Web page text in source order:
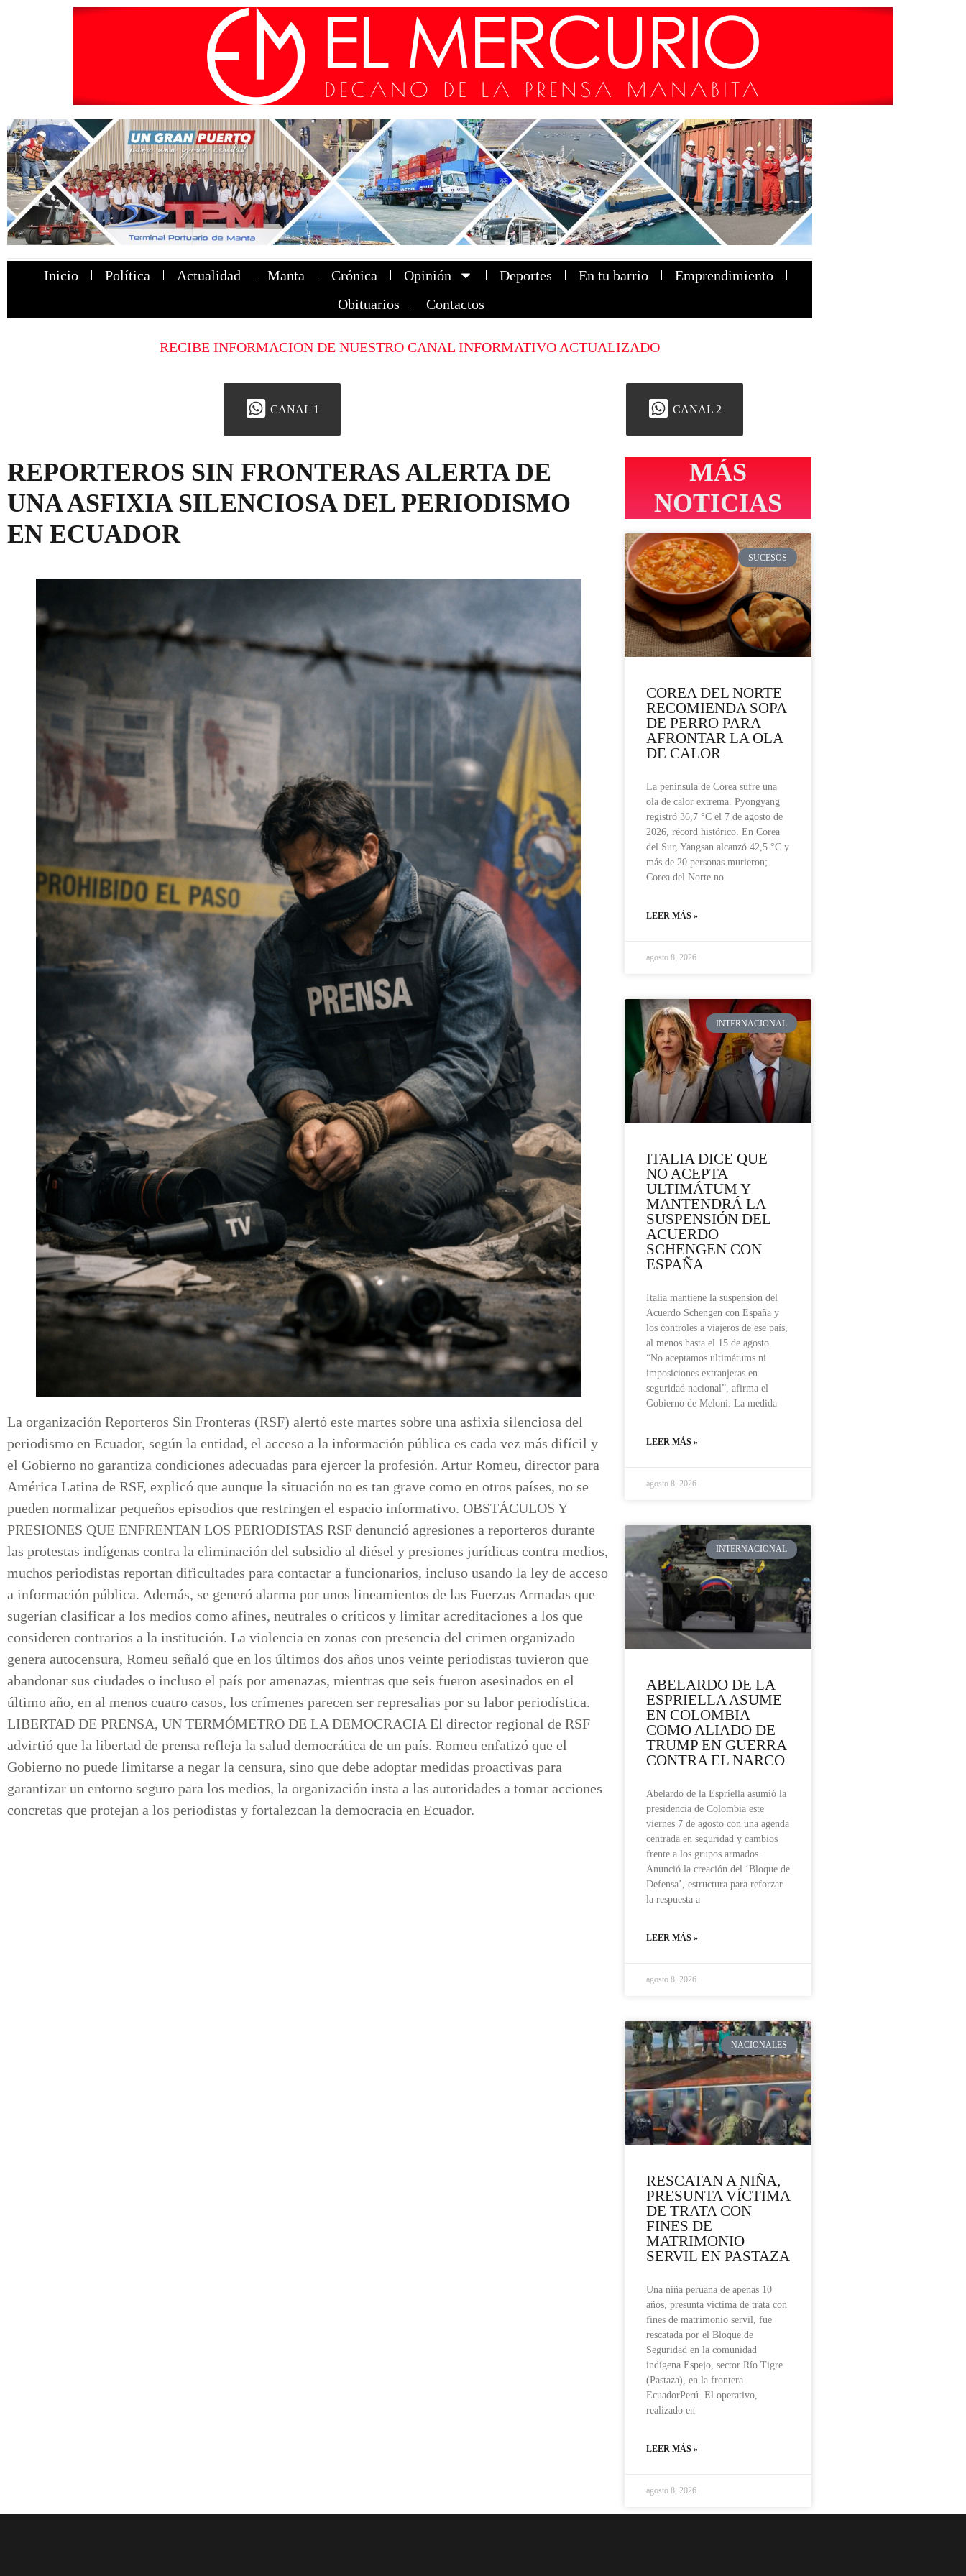
Inicio Política Actualidad Manta Crónica Opinión Deportes En tu barrio
Emprendimiento
Obituarios
Contactos
RECIBE INFORMACION DE NUESTRO CANAL INFORMATIVO ACTUALIZADO
CANAL 1 CANAL 2
REPORTEROS SIN FRONTERAS ALERTA DE
UNA ASFIXIA SILENCIOSA DEL PERIODISMO
EN ECUADOR
La organización Reporteros Sin Fronteras (RSF) alertó este martes sobre una asfixia silenciosa del
periodismo en Ecuador, según la entidad, el acceso a la información pública es cada vez más difícil y
el Gobierno no garantiza condiciones adecuadas para ejercer la profesión. Artur Romeu, director para
América Latina de RSF, explicó que aunque la situación no es tan grave como en otros países, no se
pueden normalizar pequeños episodios que restringen el espacio informativo. OBSTÁCULOS Y
PRESIONES QUE ENFRENTAN LOS PERIODISTAS RSF denunció agresiones a reporteros durante
las protestas indígenas contra la eliminación del subsidio al diésel y presiones jurídicas contra medios,
muchos periodistas reportan dificultades para contactar a funcionarios, incluso usando la ley de acceso
a información pública. Además, se generó alarma por unos lineamientos de las Fuerzas Armadas que
sugerían clasificar a los medios como afines, neutrales o críticos y limitar acreditaciones a los que
consideren contrarios a la institución. La violencia en zonas con presencia del crimen organizado
genera autocensura, Romeu señaló que en los últimos dos años unos veinte periodistas tuvieron que
abandonar sus ciudades o incluso el país por amenazas, mientras que seis fueron asesinados en el
último año, en al menos cuatro casos, los crímenes parecen ser represalias por su labor periodística.
LIBERTAD DE PRENSA, UN TERMÓMETRO DE LA DEMOCRACIA El director regional de RSF
advirtió que la libertad de prensa refleja la salud democrática de un país. Romeu enfatizó que el
Gobierno no puede limitarse a negar la censura, sino que debe adoptar medidas proactivas para
garantizar un entorno seguro para los medios, la organización insta a las autoridades a tomar acciones
concretas que protejan a los periodistas y fortalezcan la democracia en Ecuador.
MÁS
NOTICIAS
SUCESOS
COREA DEL NORTE
RECOMIENDA SOPA
DE PERRO PARA
AFRONTAR LA OLA
DE CALOR
La península de Corea sufre una
ola de calor extrema. Pyongyang
registró 36,7 °C el 7 de agosto de
2026, récord histórico. En Corea
del Sur, Yangsan alcanzó 42,5 °C y
más de 20 personas murieron;
Corea del Norte no
LEER MÁS »
agosto 8, 2026
INTERNACIONAL
ITALIA DICE QUE
NO ACEPTA
ULTIMÁTUM Y
MANTENDRÁ LA
SUSPENSIÓN DEL
ACUERDO
SCHENGEN CON
ESPAÑA
Italia mantiene la suspensión del
Acuerdo Schengen con España y
los controles a viajeros de ese país,
al menos hasta el 15 de agosto.
“No aceptamos ultimátums ni
imposiciones extranjeras en
seguridad nacional”, afirma el
Gobierno de Meloni. La medida
LEER MÁS »
agosto 8, 2026
INTERNACIONAL
ABELARDO DE LA
ESPRIELLA ASUME
EN COLOMBIA
COMO ALIADO DE
TRUMP EN GUERRA
CONTRA EL NARCO
Abelardo de la Espriella asumió la
presidencia de Colombia este
viernes 7 de agosto con una agenda
centrada en seguridad y cambios
frente a los grupos armados.
Anunció la creación del ‘Bloque de
Defensa’, estructura para reforzar
la respuesta a
LEER MÁS »
agosto 8, 2026
NACIONALES
RESCATAN A NIÑA,
PRESUNTA VÍCTIMA
DE TRATA CON
FINES DE
MATRIMONIO
SERVIL EN PASTAZA
Una niña peruana de apenas 10
años, presunta víctima de trata con
fines de matrimonio servil, fue
rescatada por el Bloque de
Seguridad en la comunidad
indígena Espejo, sector Río Tigre
(Pastaza), en la frontera
EcuadorPerú. El operativo,
realizado en
LEER MÁS »
agosto 8, 2026